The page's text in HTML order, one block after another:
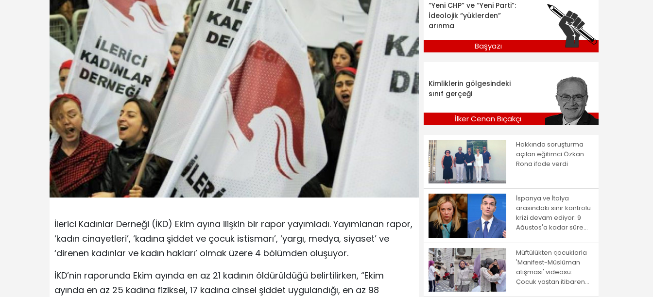
İlerici Kadınlar Derneği (İKD) Ekim ayına ilişkin bir rapor yayımladı. Yayımlanan rapor,
‘kadın cinayetleri’, ‘kadına şiddet ve çocuk istismarı’, ‘yargı, medya, siyaset’ ve
‘direnen kadınlar ve kadın hakları’ olmak üzere 4 bölümden oluşuyor.
İKD’nin raporunda Ekim ayında en az 21 kadının öldürüldüğü belirtilirken, “Ekim
ayında en az 25 kadına fiziksel, 17 kadına cinsel şiddet uygulandığı, en az 98
“Yeni CHP” ve “Yeni Parti”:
İdeolojik “yüklerden”
arınma
Başyazı
Kimliklerin gölgesindeki
sınıf gerçeği
İlker Cenan Bıçakçı
Hakkında soruşturma
açılan eğitimci Özkan
Rona ifade verdi
İspanya ve İtalya
arasındaki sınır kontrolü
krizi devam ediyor: 9
Ağustos'a kadar süre
Müftülükten çocuklarla
'Manifest-Müslüman
atışması' videosu:
Çocuk yaştan itibaren